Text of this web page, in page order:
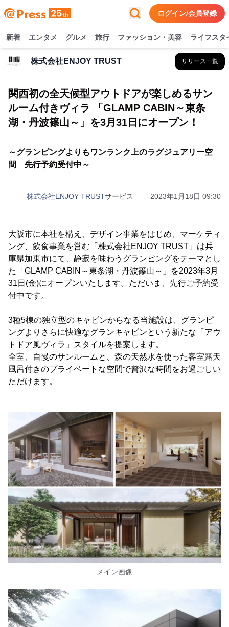
ログイン/会員登録
新着 エンタメ グルメ 旅行 ファッション・美容 ライフスタ
株式会社ENJOY TRUST リリース一覧
関西初の全天候型アウトドアが楽しめるサン
ルーム付きヴィラ 「GLAMP CABIN～東条
湖・丹波篠山～」を3月31日にオープン！
～グランピングよりもワンランク上のラグジュアリー空
間 先行予約受付中～
株式会社ENJOY TRUSTサービス 2023年1月18日 09:30
大阪市に本社を構え、デザイン事業をはじめ、マーケティ
ング、飲食事業を営む「株式会社ENJOY TRUST」は兵
庫県加東市にて、静寂を味わうグランピングをテーマとし
た「GLAMP CABIN～東条湖・丹波篠山～」を2023年3月
31日(金)にオープンいたします。ただいま、先行ご予約受
付中です。
3種5棟の独立型のキャビンからなる当施設は、グランピ
ングよりさらに快適なグランキャビンという新たな「アウ
トドア風ヴィラ」スタイルを提案します。
全室、自慢のサンルームと、森の天然水を使った客室露天
風呂付きのプライベートな空間で贅沢な時間をお過ごしい
ただけます。
メイン画像